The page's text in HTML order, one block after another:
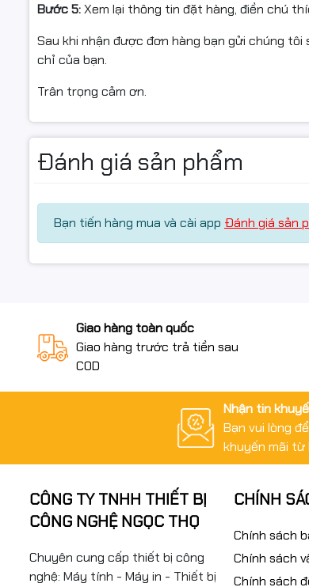
Nếu sản phẩm chưa dùng được, vui lòng liên
(tránh hiểu nhầm do cài đặt/môi trường in).
Hàng hoàn cần:
Còn nguyên trạng, không trầy xước/hư hỏng do
Chỉ hỗ trợ đổi/hoàn khi sản phẩm còn giá trị
#MucVang #YellowInk #inteck #Muc1L
#MucMagenta #MagentaInk #inteck #Muc1L
#FullVAT #NgocThoComputer
#MucInteck #BK #BlackInk #Canon #Brother
#NgocThoComputerEpson Stylus Photo 1390
Bước 5:Xem lại thông tin đặt hàng, điền chú
Sau khi nhận được đơn hàng bạn gửi chúng tôi
chỉ của bạn.
Trân trọng cảm ơn.
Đánh giá sản phẩm
Bạn tiến hàng mua và cài app Đánh giá sản
Giao hàng toàn quốc
Giao hàng trước trả tiền sau
COD
Nhận tin
Bạn vui lòng
khuyến mãi từ
CÔNG TY TNHH THIẾT BỊ
CÔNG NGHỆ NGỌC THỌ
Chuyên cung cấp thiết bị công
nghệ: Máy tính - Máy in - Thiết bị
CHÍNH
Chính sách
Chính sách
Chính sách